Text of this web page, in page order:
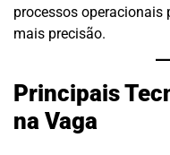
processos operacionais
mais precisão.
Principais
na Vaga